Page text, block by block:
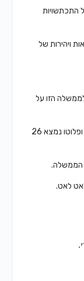
התכתשויות
ויהירות של
הזו על
ופלוטו נמצא 26
לאט.